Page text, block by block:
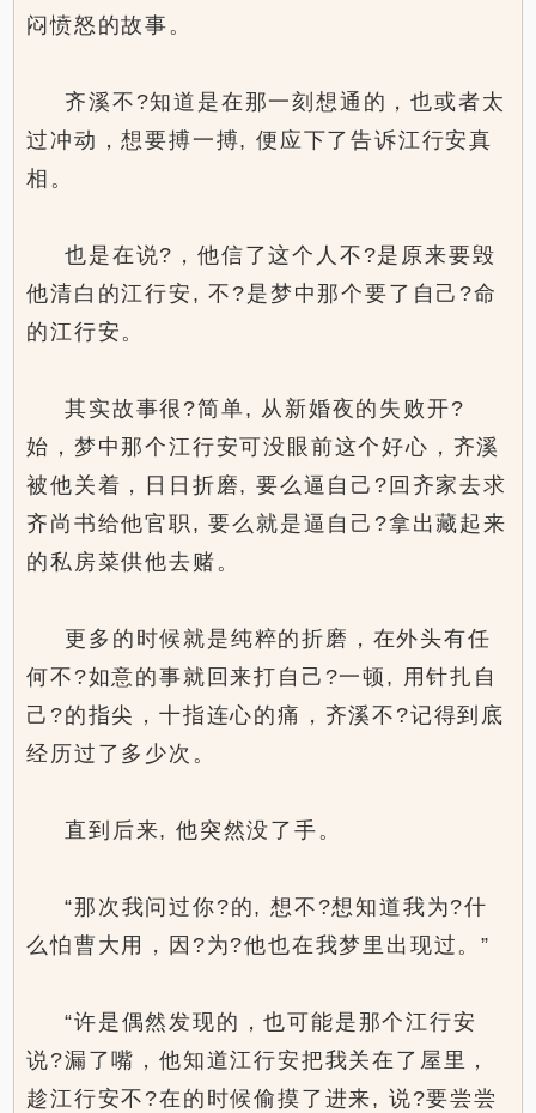
闷愤怒的故事。
齐溪不?知道是在那一刻想通的，也或者太
过冲动，想要搏一搏, 便应下了告诉江行安真
相。
也是在说?，他信了这个人不?是原来要毁
他清白的江行安, 不?是梦中那个要了自己?命
的江行安。
其实故事很?简单, 从新婚夜的失败开?
始，梦中那个江行安可没眼前这个好心，齐溪
被他关着，日日折磨, 要么逼自己?回齐家去求
齐尚书给他官职, 要么就是逼自己?拿出藏起来
的私房菜供他去赌。
更多的时候就是纯粹的折磨，在外头有任
何不?如意的事就回来打自己?一顿, 用针扎自
己?的指尖，十指连心的痛，齐溪不?记得到底
经历过了多少次。
直到后来, 他突然没了手。
“那次我问过你?的, 想不?想知道我为?什
么怕曹大用，因?为?他也在我梦里出现过。”
“许是偶然发现的，也可能是那个江行安
说?漏了嘴，他知道江行安把我关在了屋里，
趁江行安不?在的时候偷摸了进来, 说?要尝尝